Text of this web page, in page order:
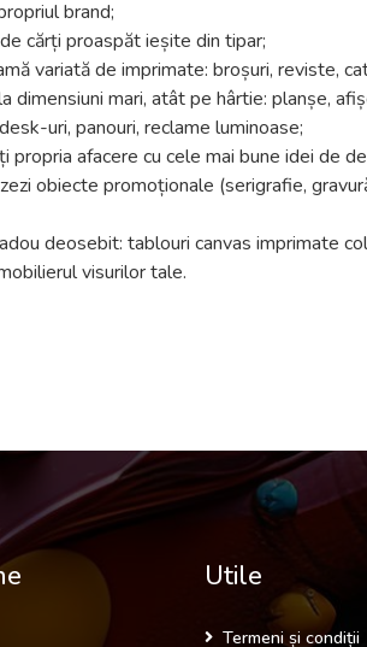
brand;
cărți proaspăt ieșite din tipar;
variată de imprimate: broșuri, reviste,
dimensiuni mari, atât pe hârtie: planșe,
uri, panouri, reclame luminoase;
propria afacere cu cele mai bune idei de
obiecte promoționale (serigrafie,
deosebit: tablouri canvas imprimate
visurilor tale.
Utile
Termeni și condiții